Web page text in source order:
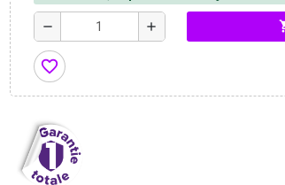
remove add
favorite_border